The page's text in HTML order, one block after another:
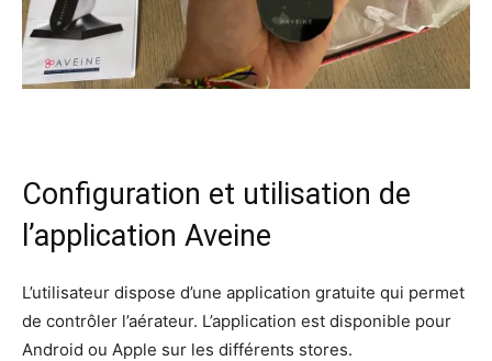
Configuration et utilisation de
l’application Aveine
L’utilisateur dispose d’une application gratuite qui permet
de contrôler l’aérateur. L’application est disponible pour
Android ou Apple sur les différents stores.